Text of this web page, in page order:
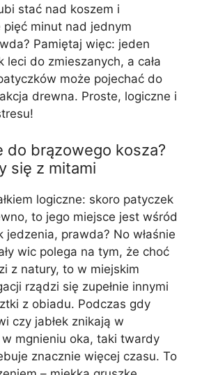
stać nad koszem i
minut nad jednym
Pamiętaj więc: jeden
leci do zmieszanych, a cała
może pojechać do
drewna. Proste, logiczne i
do brązowego kosza?
się z mitami
logiczne: skoro patyczek
to jego miejsce jest wśród
jedzenia, prawda? No właśnie
wic polega na tym, że choć
z natury, to w miejskim
rządzi się zupełnie innymi
z obiadu. Podczas gdy
czy jabłek znikają w
mgnieniu oka, taki twardy
znacznie więcej czasu. To